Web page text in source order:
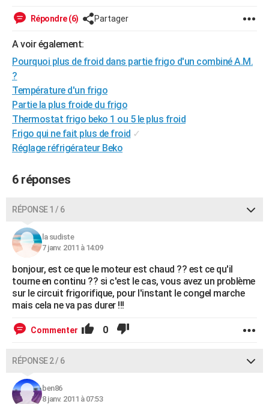
CARTE DE VOEUX
Dictionnaire
Biographies
Citations
Expressions
Proverbes
PROGRAMME TV
COPAINS D'AVANT
S'inscrire
Se connecter
Lycées
Collèges
Primaires
Universités
Entreprises
Service militaire
Avis de recherche
AVIS DE DÉCÈS
FORUM
Bricolage
Lifestyle
Culture
Sport
Auto
Television
Voyage
Cinema
Répondre (6) Partager
A voir également:
Pourquoi plus de froid dans partie frigo d'un combiné A.M.
?
Température d'un frigo
Partie la plus froide du frigo
Thermostat frigo beko 1 ou 5 le plus froid
Frigo qui ne fait plus de froid ✓
Réglage réfrigérateur Beko
6 réponses
RÉPONSE 1 / 6
la sudiste
7 janv. 2011 à 14:09
bonjour, est ce que le moteur est chaud ?? est ce qu'il
tourne en continu ?? si c'est le cas, vous avez un problème
sur le circuit frigorifique, pour l'instant le congel marche
mais cela ne va pas durer !!!
Commenter 0
RÉPONSE 2 / 6
ben86
8 janv. 2011 à 07:53